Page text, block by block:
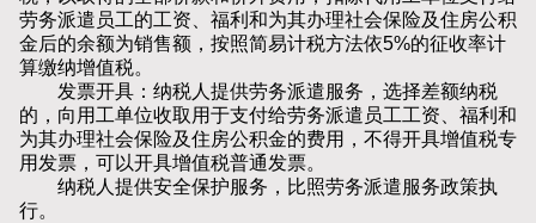
劳务派遣员工的工资、福利和为其办理社会保险及住房公积
金后的余额为销售额，按照简易计税方法依5%的征收率计
算缴纳增值税。
发票开具：纳税人提供劳务派遣服务，选择差额纳税
的，向用工单位收取用于支付给劳务派遣员工工资、福利和
为其办理社会保险及住房公积金的费用，不得开具增值税专
用发票，可以开具增值税普通发票。
纳税人提供安全保护服务，比照劳务派遣服务政策执
行。